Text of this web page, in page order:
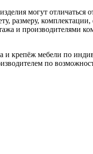
могут отличаться
размеру,
и производителями
и крепёж мебели по
по